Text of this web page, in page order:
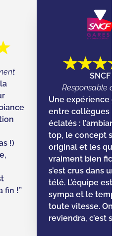
!)
fin !”
SNCF
Responsable
Une expérience
entre collègues !
éclatés :
top, le concept
original et les
vraiment bien
s’est crus dans
télé. L’équipe est
sympa et le
toute vitesse. On
reviendra, c’est